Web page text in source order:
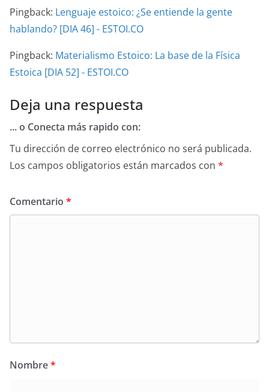
Pingback: Lenguaje estoico: ¿Se entiende la gente
hablando? [DIA 46] - ESTOI.CO
Pingback: Materialismo Estoico: La base de la Física
Estoica [DIA 52] - ESTOI.CO
Deja una respuesta
... o Conecta más rapido con:
Tu dirección de correo electrónico no será publicada.
Los campos obligatorios están marcados con *
Comentario *
Nombre*